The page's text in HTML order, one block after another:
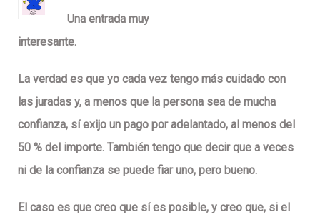
Una entrada muy
interesante.
La verdad es que yo cada vez tengo más cuidado con
las juradas y, a menos que la persona sea de mucha
confianza, sí exijo un pago por adelantado, al menos del
50 % del importe. También tengo que decir que a veces
ni de la confianza se puede fiar uno, pero bueno.
El caso es que creo que sí es posible, y creo que, si el